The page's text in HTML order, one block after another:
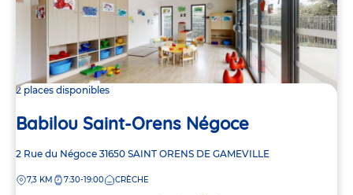
2 places disponibles
Babilou Saint-Orens Négoce
Adresse
la
2 Rue du Négoce 31650 SAINT ORENS DE GAMEVILLE
DISTANCE
7,3 KM 7:30-19:00 CRÈCHE